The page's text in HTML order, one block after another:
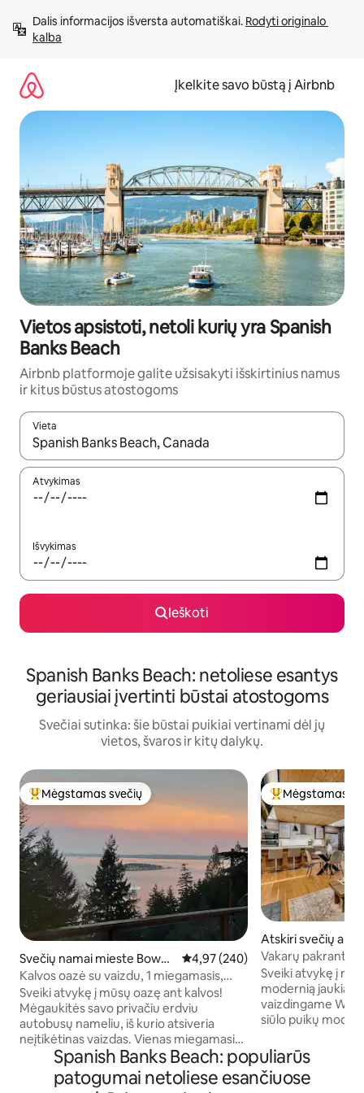
prie
turinio
Dalis informacijos išversta automatiškai. Rodyti originalo
kalba
Įkelkite savo būstą į Airbnb
Vietos apsistoti, netoli kurių yra Spanish
Banks Beach
Airbnb platformoje galite užsisakyti išskirtinius namus
ir kitus būstus atostogoms
Vieta
Kai pasirodys paieškos rezultatai, juos naršyti galite
Atvykimas
Išvykimas
Ieškoti
Spanish Banks Beach: netoliese esantys
geriausiai įvertinti būstai atostogoms
Svečiai sutinka: šie būstai puikiai vertinami dėl jų
vietos, švaros ir kitų dalykų.
Svečių mėgstamiausias
Mėgstamas svečių
Svečių namai mieste Bowen
Island
Vidutinis įvertinimas: 4,97 iš 5,
4,97 (240)
Kalvos oazė su vaizdu, 1 miegamasis,
malkomis kūrenama krosnelė
Sveiki atvykę į mūsų oazę ant kalvos!
Mėgaukitės savo privačiu erdviu
autobusų nameliu, iš kurio atsiveria
neįtikėtinas vaizdas. Vienas miegamasis,
vienas vonios kambarys, kaitlentė,
skrudintuvas, šaldytuvas, ištraukiama
sofa, svetainė, miela maža malkomis
Svečių
Mėgstamas
Atskiri svečių
mieste West
Vakarų pakrantė,
trobelė
Sveiki atvykę į
modernią jaukią
vaizdingame
siūlo puikų
prieglobstį
atpalaiduojančio
kostiumas turi
Spanish Banks Beach: populiarūs
patogumai netoliese esančiuose